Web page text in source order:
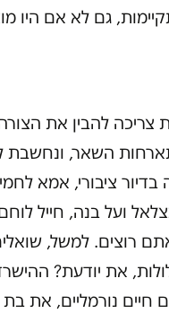
גם לא אם היו
צריכה להבין את
השאר, ונחשבת
בדיור ציבורי, אמא
ועל בנה, חייל
רוצים. למשל,
את יודעת?